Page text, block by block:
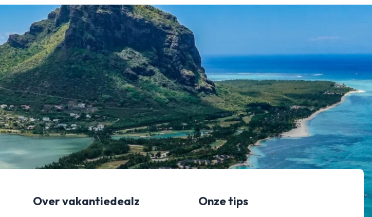
Over vakantiedealz Onze tips